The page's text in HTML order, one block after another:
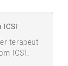
ICSI
terapeut
ICSI.